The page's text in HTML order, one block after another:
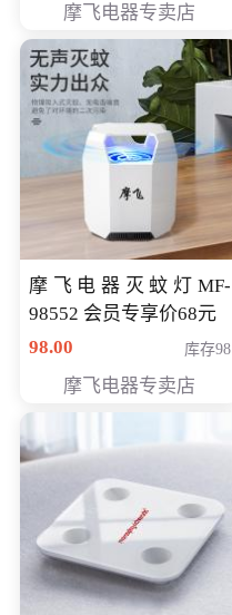
摩飞电器专卖店
摩飞电器灭蚊灯MF-
98552 会员专享价68元
98.00
库存98
摩飞电器专卖店